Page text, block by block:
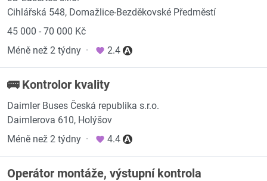
Cihlářská 548, Domažlice-Bezděkovské Předměstí
45 000 - 70 000 Kč
Méně než 2 týdny · 2.4
🚌 Kontrolor kvality
Daimler Buses Česká republika s.r.o.
Daimlerova 610, Holýšov
Méně než 2 týdny · 4.4
Operátor montáže, výstupní kontrola